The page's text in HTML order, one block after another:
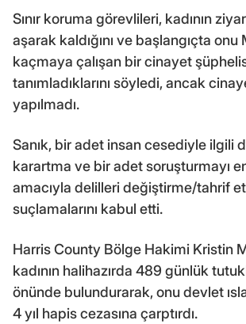
Sınır koruma görevlileri, kadının
aşarak kaldığını ve başlangıçta
kaçmaya çalışan bir cinayet
tanımladıklarını söyledi, ancak
yapılmadı.
Sanık, bir adet insan cesediyle ilgili
karartma ve bir adet soruşturmayı
amacıyla delilleri değiştirme/tahrif
suçlamalarını kabul etti.
Harris County Bölge Hakimi Kristin
kadının halihazırda 489 günlük
önünde bulundurarak, onu devlet
4 yıl hapis cezasına çarptırdı.